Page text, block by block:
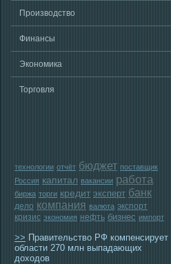
Производство
Финансы
Экономика
Торговля
технологии отчёт бюджет поставщик
Россия капитал вакансии работа
биржа торги кредит эксперт банк
дело компания валюта экспорт
кризис экономия нефть бизнес импорт
>> Правительство РФ компенсирует
области 270 млн выпадающих
доходов